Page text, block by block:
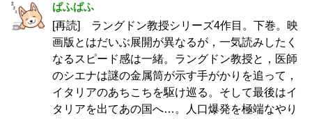
ぱふぱふ
[再読] ラングドン教授シリーズ4作目。下巻。映
画版とはだいぶ展開が異なるが，一気読みしたく
なるスピード感は一緒。ラングドン教授と，医師
のシエナは謎の金属筒が示す手がかりを追って，
イタリアのあちこちを駆け巡る。そして最後はイ
タリアを出てあの国へ…。人口爆発を極端なやり